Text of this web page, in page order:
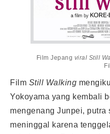
Film Jepang viral Still
Film Still Walking
Yokoyama yang kembali
mengenang Junpei, putra
meninggal karena